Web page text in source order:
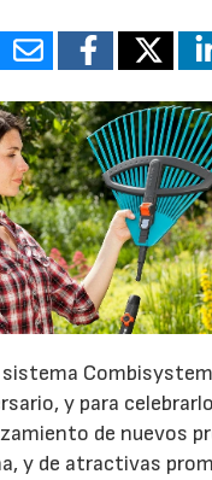
sistema
y para
de nuevos
y de atractivas